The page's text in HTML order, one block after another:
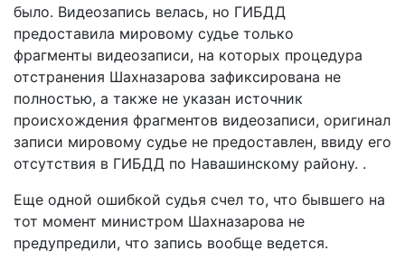
было. Видеозапись велась, но ГИБДД
предоставила мировому судье только
фрагменты видеозаписи, на которых процедура
отстранения Шахназарова зафиксирована не
полностью, а также не указан источник
происхождения фрагментов видеозаписи, оригинал
записи мировому судье не предоставлен, ввиду его
отсутствия в ГИБДД по Навашинскому району. .
Еще одной ошибкой судья счел то, что бывшего на
тот момент министром Шахназарова не
предупредили, что запись вообще ведется.